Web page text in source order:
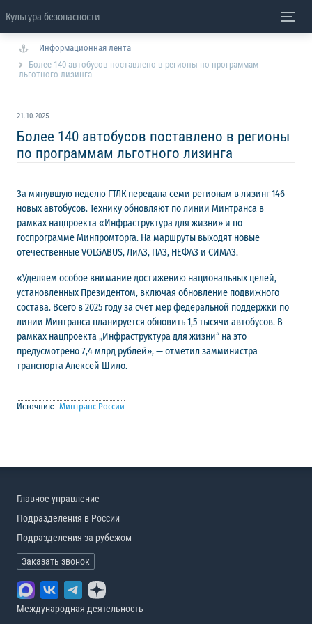
Культура безопасности
Информационная лента
Более 140 автобусов поставлено в регионы по программам
льготного лизинга
21.10.2025
Более 140 автобусов поставлено в регионы
по программам льготного лизинга
За минувшую неделю ГТЛК передала семи регионам в лизинг 146
новых автобусов. Технику обновляют по линии Минтранса в
рамках нацпроекта «Инфраструктура для жизни» и по
госпрограмме Минпромторга. На маршруты выходят новые
отечественные VOLGABUS, ЛиАЗ, ПАЗ, НЕФАЗ и СИМАЗ.
«Уделяем особое внимание достижению национальных целей,
установленных Президентом, включая обновление подвижного
состава. Всего в 2025 году за счет мер федеральной поддержки по
линии Минтранса планируется обновить 1,5 тысячи автобусов. В
рамках нацпроекта „Инфраструктура для жизни“ на это
предусмотрено 7,4 млрд рублей», — отметил замминистра
транспорта Алексей Шило.
Источник: Минтранс России
Главное управление
Подразделения в России
Подразделения за рубежом
Заказать звонок
Международная деятельность